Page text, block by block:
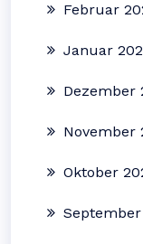
Februar
Januar
Dezember
November
Oktober
September